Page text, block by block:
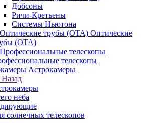
Добсоны
Ричи-Кретьены
Системы Ньютона
Оптические
(OTA)
телескопы
Астрокамеры
Назад
неба
солнечных телескопов